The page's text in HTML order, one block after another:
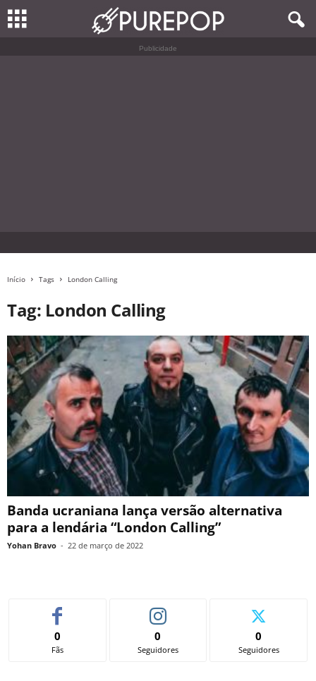
Publicidade
Início Tags London Calling
Tag: London Calling
Banda ucraniana lança versão alternativa
para a lendária “London Calling”
Yohan Bravo - 22 de março de 2022
0
Fãs
0
Seguidores
0
Seguidores